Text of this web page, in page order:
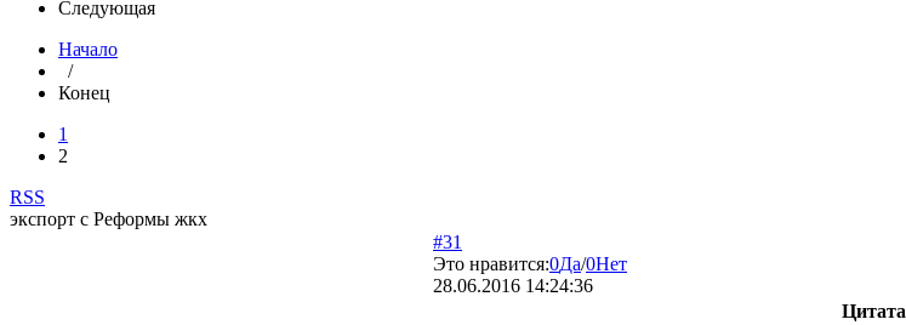
Следующая
Начало
/
Конец
1
2
RSS
экспорт с Реформы жкх
#31
Это нравится:0Да/0Нет
28.06.2016 14:24:36
Цитата